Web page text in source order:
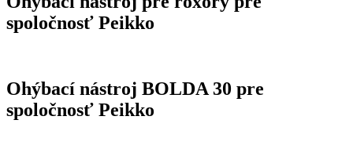
spoločnosť Peikko
Ohýbací nástroj BOLDA 30 pre
spoločnosť Peikko